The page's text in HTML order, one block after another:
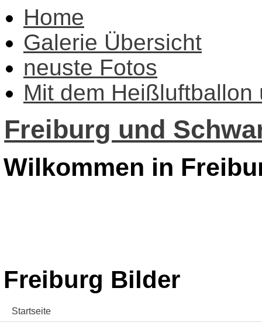
Home
Galerie Übersicht
neuste Fotos
Mit dem Heißluftballon
Freiburg und
Wilkommen in
Freiburg Bilder
Startseite